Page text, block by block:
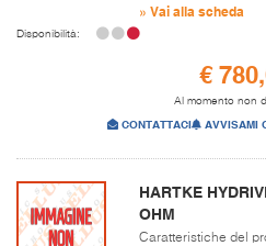
» Vai alla scheda
Disponibilità:
€
Al momento non
CONTATTACI AVVISAMI
HARTKE
OHM
Caratteristiche del